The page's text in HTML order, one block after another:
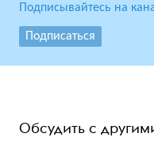
Подписывайтесь на
Подписаться
Обсудить с